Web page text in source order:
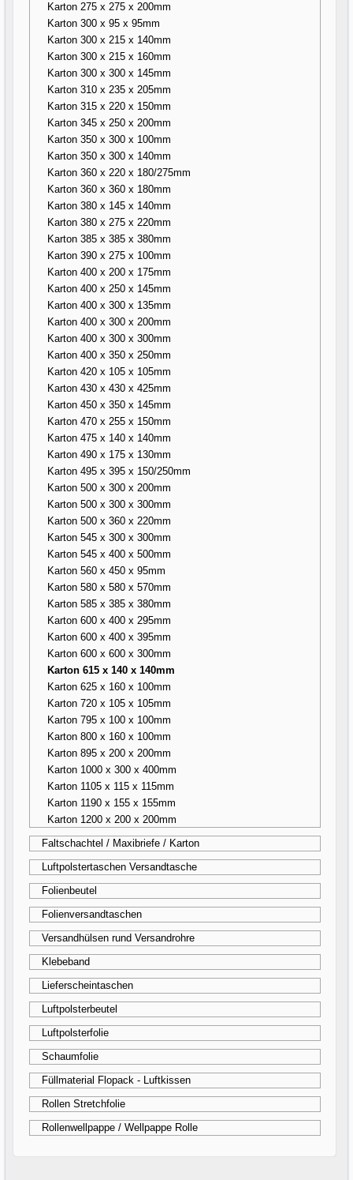
Karton 275 x 275 x 200mm
Karton 300 x 95 x 95mm
Karton 300 x 215 x 140mm
Karton 300 x 215 x 160mm
Karton 300 x 300 x 145mm
Karton 310 x 235 x 205mm
Karton 315 x 220 x 150mm
Karton 345 x 250 x 200mm
Karton 350 x 300 x 100mm
Karton 350 x 300 x 140mm
Karton 360 x 220 x 180/275mm
Karton 360 x 360 x 180mm
Karton 380 x 145 x 140mm
Karton 380 x 275 x 220mm
Karton 385 x 385 x 380mm
Karton 390 x 275 x 100mm
Karton 400 x 200 x 175mm
Karton 400 x 250 x 145mm
Karton 400 x 300 x 135mm
Karton 400 x 300 x 200mm
Karton 400 x 300 x 300mm
Karton 400 x 350 x 250mm
Karton 420 x 105 x 105mm
Karton 430 x 430 x 425mm
Karton 450 x 350 x 145mm
Karton 470 x 255 x 150mm
Karton 475 x 140 x 140mm
Karton 490 x 175 x 130mm
Karton 495 x 395 x 150/250mm
Karton 500 x 300 x 200mm
Karton 500 x 300 x 300mm
Karton 500 x 360 x 220mm
Karton 545 x 300 x 300mm
Karton 545 x 400 x 500mm
Karton 560 x 450 x 95mm
Karton 580 x 580 x 570mm
Karton 585 x 385 x 380mm
Karton 600 x 400 x 295mm
Karton 600 x 400 x 395mm
Karton 600 x 600 x 300mm
Karton 615 x 140 x 140mm
Karton 625 x 160 x 100mm
Karton 720 x 105 x 105mm
Karton 795 x 100 x 100mm
Karton 800 x 160 x 100mm
Karton 895 x 200 x 200mm
Karton 1000 x 300 x 400mm
Karton 1105 x 115 x 115mm
Karton 1190 x 155 x 155mm
Karton 1200 x 200 x 200mm
Faltschachtel / Maxibriefe / Karton
Luftpolstertaschen Versandtasche
Folienbeutel
Folienversandtaschen
Versandhülsen rund Versandrohre
Klebeband
Lieferscheintaschen
Luftpolsterbeutel
Luftpolsterfolie
Schaumfolie
Füllmaterial Flopack - Luftkissen
Rollen Stretchfolie
Rollenwellpappe / Wellpappe Rolle